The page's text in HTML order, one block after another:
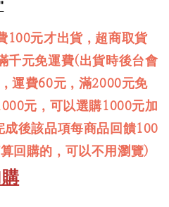
100元才出貨，超商取貨
千元免運費(出貨時後台會
運費60元，滿2000元免
元，可以選購1000元加
後該品項每商品回饋100
回購的，可以不用瀏覽)